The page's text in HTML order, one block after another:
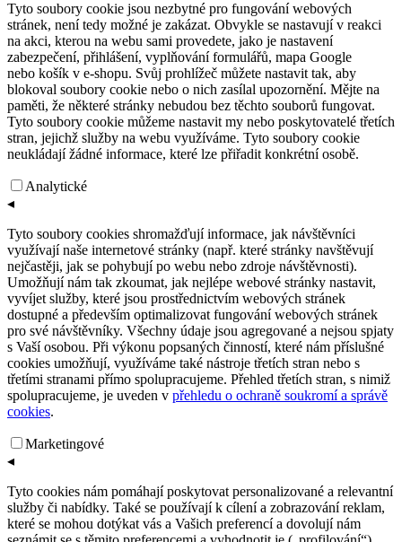
Tyto soubory cookie jsou nezbytné pro fungování webových
stránek, není tedy možné je zakázat. Obvykle se nastavují v reakci
na akci, kterou na webu sami provedete, jako je nastavení
zabezpečení, přihlášení, vyplňování formulářů, mapa Google
nebo košík v e-shopu. Svůj prohlížeč můžete nastavit tak, aby
blokoval soubory cookie nebo o nich zasílal upozornění. Mějte na
paměti, že některé stránky nebudou bez těchto souborů fungovat.
Tyto soubory cookie můžeme nastavit my nebo poskytovatelé třetích
stran, jejichž služby na webu využíváme. Tyto soubory cookie
neukládají žádné informace, které lze přiřadit konkrétní osobě.
Analytické
◂
Tyto soubory cookies shromažďují informace, jak návštěvníci
využívají naše internetové stránky (např. které stránky navštěvují
nejčastěji, jak se pohybují po webu nebo zdroje návštěvnosti).
Umožňují nám tak zkoumat, jak nejlépe webové stránky nastavit,
vyvíjet služby, které jsou prostřednictvím webových stránek
dostupné a především optimalizovat fungování webových stránek
pro své návštěvníky. Všechny údaje jsou agregované a nejsou spjaty
s Vaší osobou. Při výkonu popsaných činností, které nám příslušné
cookies umožňují, využíváme také nástroje třetích stran nebo s
třetími stranami přímo spolupracujeme. Přehled třetích stran, s nimiž
spolupracujeme, je uveden v přehledu o ochraně soukromí a správě
cookies.
Marketingové
◂
Tyto cookies nám pomáhají poskytovat personalizované a relevantní
služby či nabídky. Také se používají k cílení a zobrazování reklam,
které se mohou dotýkat vás a Vašich preferencí a dovolují nám